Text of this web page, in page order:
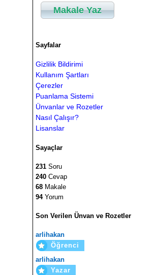
Makale Yaz
Sayfalar
Gizlilik Bildirimi
Kullanım Şartları
Çerezler
Puanlama Sistemi
Ünvanlar ve Rozetler
Nasıl Çalışır?
Lisanslar
Sayaçlar
231 Soru
240 Cevap
68 Makale
94Yorum
Son Verilen Ünvan ve Rozetler
arlihakan
Öğrenci
arlihakan
Yazar